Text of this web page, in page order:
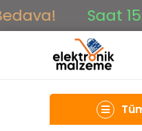
Saat